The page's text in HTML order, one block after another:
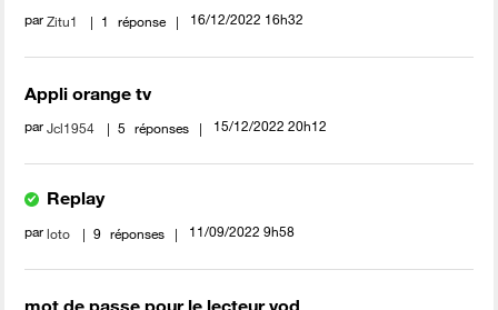
parZitu1 1 réponse ‎16/12/2022 16h32
Appli orange tv
parJcl1954 5 réponses ‎15/12/2022 20h12
Replay
parloto 9 réponses ‎11/09/2022 9h58